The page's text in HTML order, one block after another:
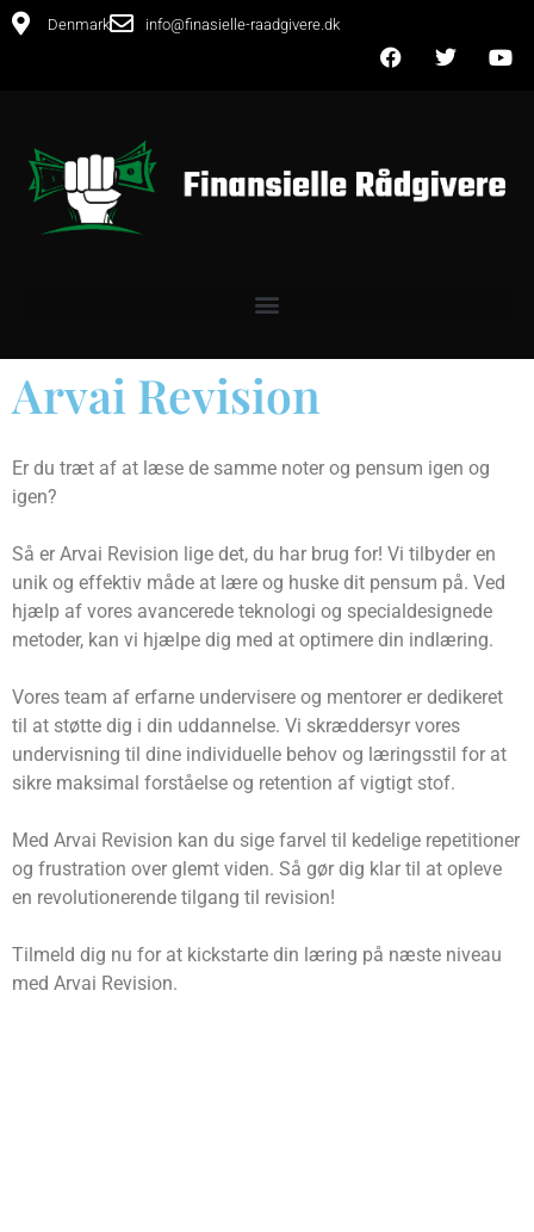
Denmark info@finasielle-raadgivere.dk
Arvai Revision
Er du træt af at læse de samme noter og pensum igen og
igen?
Så er Arvai Revision lige det, du har brug for! Vi tilbyder en
unik og effektiv måde at lære og huske dit pensum på. Ved
hjælp af vores avancerede teknologi og specialdesignede
metoder, kan vi hjælpe dig med at optimere din indlæring.
Vores team af erfarne undervisere og mentorer er dedikeret
til at støtte dig i din uddannelse. Vi skræddersyr vores
undervisning til dine individuelle behov og læringsstil for at
sikre maksimal forståelse og retention af vigtigt stof.
Med Arvai Revision kan du sige farvel til kedelige repetitioner
og frustration over glemt viden. Så gør dig klar til at opleve
en revolutionerende tilgang til revision!
Tilmeld dig nu for at kickstarte din læring på næste niveau
med Arvai Revision.